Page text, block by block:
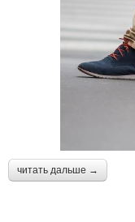
читать дальше →